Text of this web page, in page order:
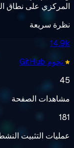
نطاق البيتابايت.
النشطة